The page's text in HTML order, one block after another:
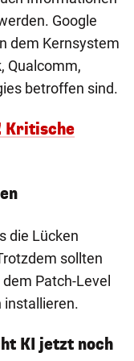
Google
dem Kernsystem
Qualcomm,
betroffen sind.
Kritische
die Lücken
sollten
Patch-Level
installieren.
KI jetzt noch